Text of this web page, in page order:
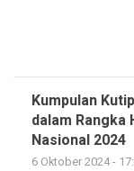
Kumpulan
dalam Rangka
Nasional 2024
6 Oktober 2024 -